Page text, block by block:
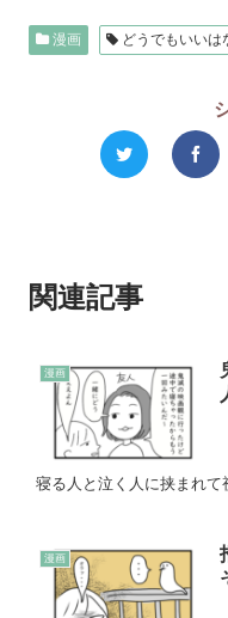
漫画 どうでもいいは
関連記事
漫画
寝る人と泣く人に挟まれて
漫画